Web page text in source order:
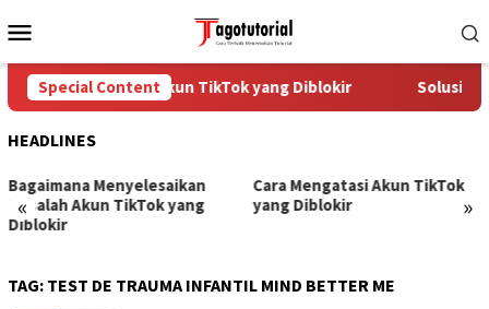
to
Menu
Special Content
Cara Mengatasi Akun TikTok yang Diblokir Solusi
HEADLINES
« »
Bagaimana Menyelesaikan
Masalah Akun TikTok yang
Diblokir
Cara Mengatasi Akun TikTok
yang Diblokir
TAG: TEST DE TRAUMA INFANTIL MIND BETTER ME